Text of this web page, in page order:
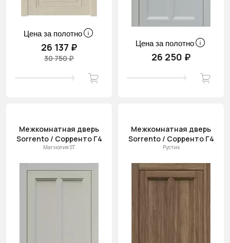
Цена за полотно
26 137 ₽
30 750 ₽
Цена за полотно
26 250 ₽
Межкомнатная дверь
Sorrento / Сорренто Г4
Магнолия ST
Межкомнатная дверь
Sorrento / Сорренто Г4
Рустик